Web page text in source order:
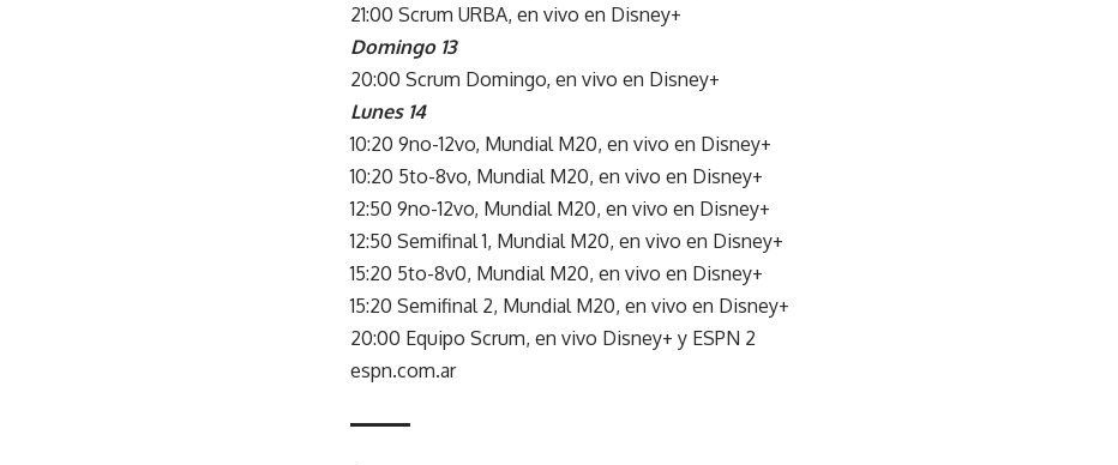
21:00 Scrum URBA, en vivo en Disney+
Domingo 13
20:00 Scrum Domingo, en vivo en Disney+
Lunes 14
10:20 9no-12vo, Mundial M20, en vivo en Disney+
10:20 5to-8vo, Mundial M20, en vivo en Disney+
12:50 9no-12vo, Mundial M20, en vivo en Disney+
12:50 Semifinal 1, Mundial M20, en vivo en Disney+
15:20 5to-8v0, Mundial M20, en vivo en Disney+
15:20 Semifinal 2, Mundial M20, en vivo en Disney+
20:00 Equipo Scrum, en vivo Disney+ y ESPN 2
espn.com.ar